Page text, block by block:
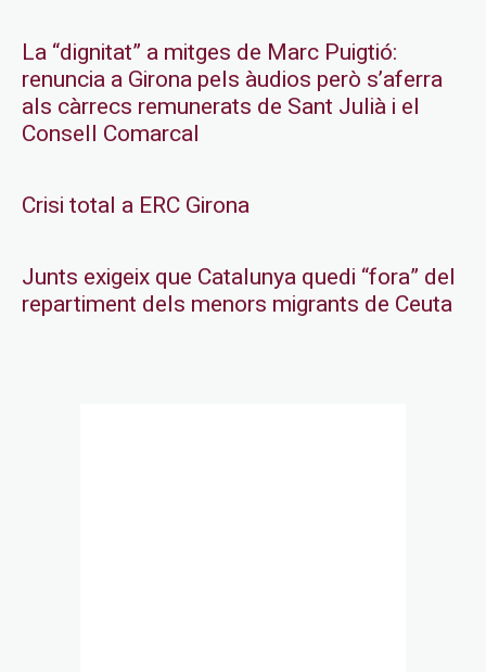
La “dignitat” a mitges de Marc Puigtió:
renuncia a Girona pels àudios però s’aferra
als càrrecs remunerats de Sant Julià i el
Consell Comarcal
Crisi total a ERC Girona
Junts exigeix que Catalunya quedi “fora” del
repartiment dels menors migrants de Ceuta